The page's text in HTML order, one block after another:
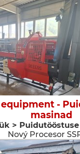
-
masinad
>
Nový Procesor